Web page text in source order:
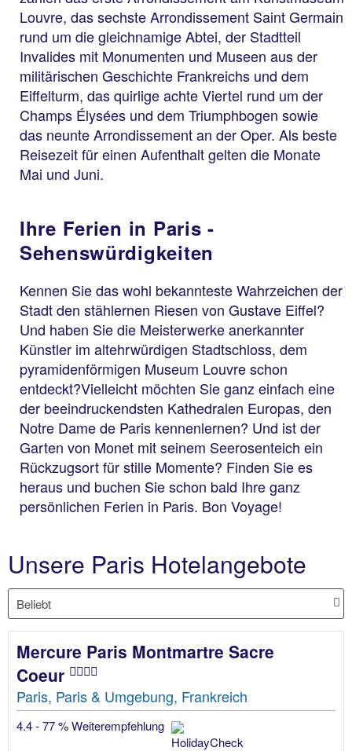
Louvre, das sechste Arrondissement Saint Germain
rund um die gleichnamige Abtei, der Stadtteil
Invalides mit Monumenten und Museen aus der
militärischen Geschichte Frankreichs und dem
Eiffelturm, das quirlige achte Viertel rund um der
Champs Élysées und dem Triumphbogen sowie
das neunte Arrondissement an der Oper. Als beste
Reisezeit für einen Aufenthalt gelten die Monate
Mai und Juni.
Ihre Ferien in Paris -
Sehenswürdigkeiten
Kennen Sie das wohl bekannteste Wahrzeichen der
Stadt den stählernen Riesen von Gustave Eiffel?
Und haben Sie die Meisterwerke anerkannter
Künstler im altehrwürdigen Stadtschloss, dem
pyramidenförmigen Museum Louvre schon
entdeckt?Vielleicht möchten Sie ganz einfach eine
der beeindruckendsten Kathedralen Europas, den
Notre Dame de Paris kennenlernen? Und ist der
Garten von Monet mit seinem Seerosenteich ein
Rückzugsort für stille Momente? Finden Sie es
heraus und buchen Sie schon bald Ihre ganz
persönlichen Ferien in Paris. Bon Voyage!
Unsere Paris Hotelangebote
Mercure Paris Montmartre Sacre
Coeur
Paris, Paris & Umgebung, Frankreich
4.4 - 77 % Weiterempfehlung